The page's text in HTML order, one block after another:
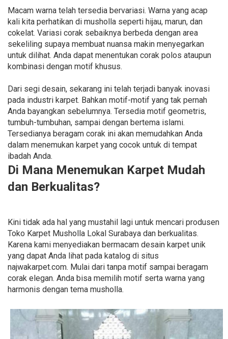
Macam warna telah tersedia bervariasi. Warna yang acap
kali kita perhatikan di musholla seperti hijau, marun, dan
cokelat. Variasi corak sebaiknya berbeda dengan area
sekeliling supaya membuat nuansa makin menyegarkan
untuk dilihat. Anda dapat menentukan corak polos ataupun
kombinasi dengan motif khusus.
Dari segi desain, sekarang ini telah terjadi banyak inovasi
pada industri karpet. Bahkan motif-motif yang tak pernah
Anda bayangkan sebelumnya. Tersedia motif geometris,
tumbuh-tumbuhan, sampai dengan bertema islami.
Tersedianya beragam corak ini akan memudahkan Anda
dalam menemukan karpet yang cocok untuk di tempat
ibadah Anda.
Di Mana Menemukan Karpet Mudah
dan Berkualitas?
Kini tidak ada hal yang mustahil lagi untuk mencari produsen
Toko Karpet Musholla Lokal Surabaya dan berkualitas.
Karena kami menyediakan bermacam desain karpet unik
yang dapat Anda lihat pada katalog di situs
najwakarpet.com. Mulai dari tanpa motif sampai beragam
corak elegan. Anda bisa memilih motif serta warna yang
harmonis dengan tema musholla.